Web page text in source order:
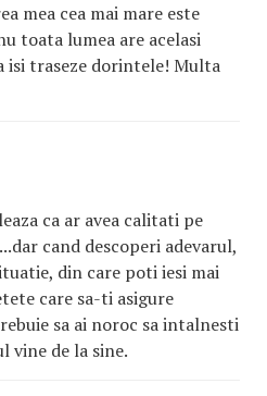
mea cea mai mare este
toata lumea are acelasi
isi traseze dorintele! Multa
ca ar avea calitati pe
cand descoperi adevarul,
din care poti iesi mai
care sa-ti asigure
sa ai noroc sa intalnesti
vine de la sine.